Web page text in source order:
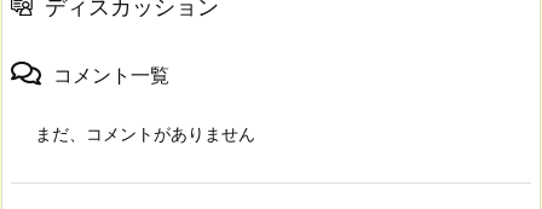
ディスカッション
コメント一覧
まだ、コメントがありません